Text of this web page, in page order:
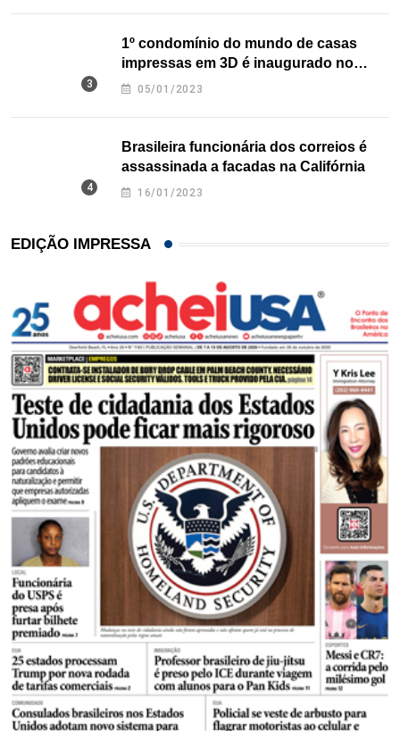
1º condomínio do mundo de casas
impressas em 3D é inaugurado no
Texas
05/01/2023
Brasileira funcionária dos correios é
assassinada a facadas na Califórnia
16/01/2023
EDIÇÃO IMPRESSA